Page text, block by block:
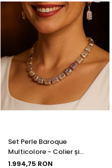
Set Perle Baroque
Multicolore - Colier și
Cercei, Aur Galben 14K |
1.994,75 RON